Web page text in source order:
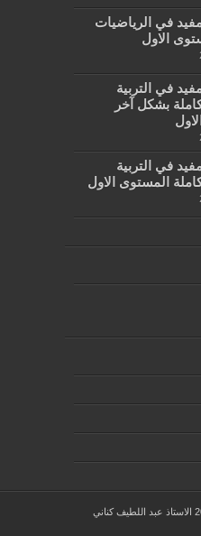
في الرياضيات
الاول
في التربية
كاملة بشكل آخر
في التربية
كاملة المستوى الاول